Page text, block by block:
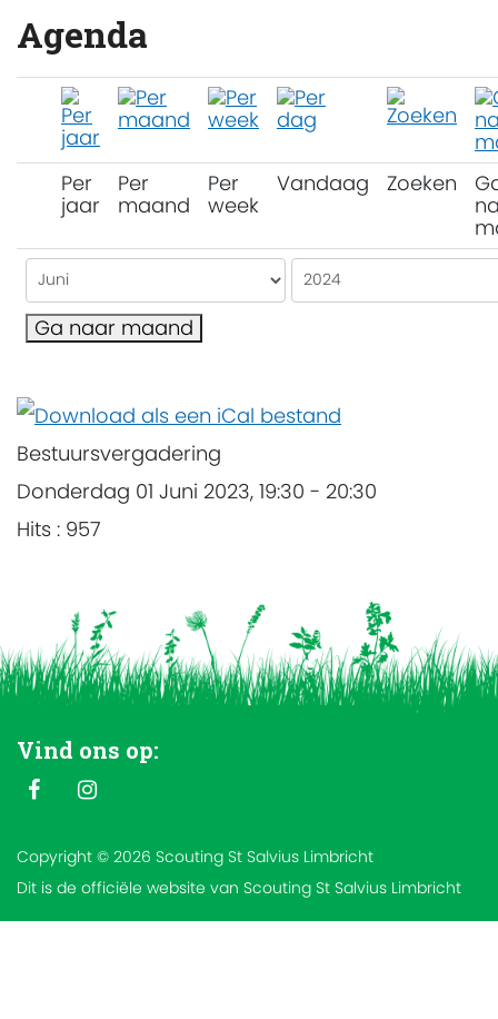
Agenda
Per
jaar
Per
maand
Per
week
Vandaag Zoeken
Ga naar maand
Bestuursvergadering
Donderdag 01 Juni 2023, 19:30 - 20:30
Hits : 957
Vind ons op:
Copyright © 2026 Scouting St Salvius Limbricht
Dit is de officiële website van Scouting St Salvius Limbricht